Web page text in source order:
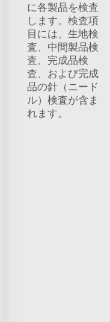
に各製品を検査
します。検査項
目には、生地検
査、中間製品検
査、完成品検
査、および完成
品の針（ニード
ル）検査が含ま
れます。